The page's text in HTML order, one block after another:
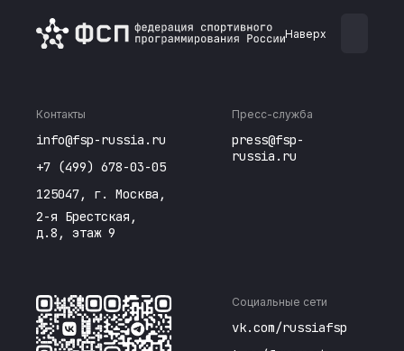
Наверх
Контакты
info@fsp-russia.ru
+7 (499) 678-03-05
125047, г. Москва,
2-я Брестская,
д.8, этаж 9
Пресс-служба
press@fsp-
russia.ru
Социальные сети
vk.com/russiafsp